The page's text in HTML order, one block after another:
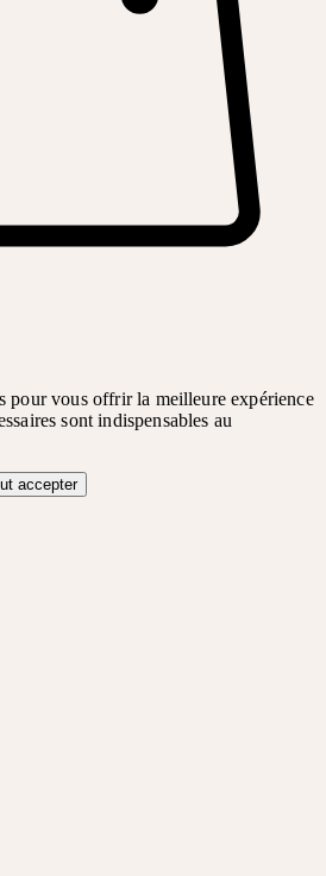
pour vous offrir la meilleure expérience
sont indispensables au
accepter